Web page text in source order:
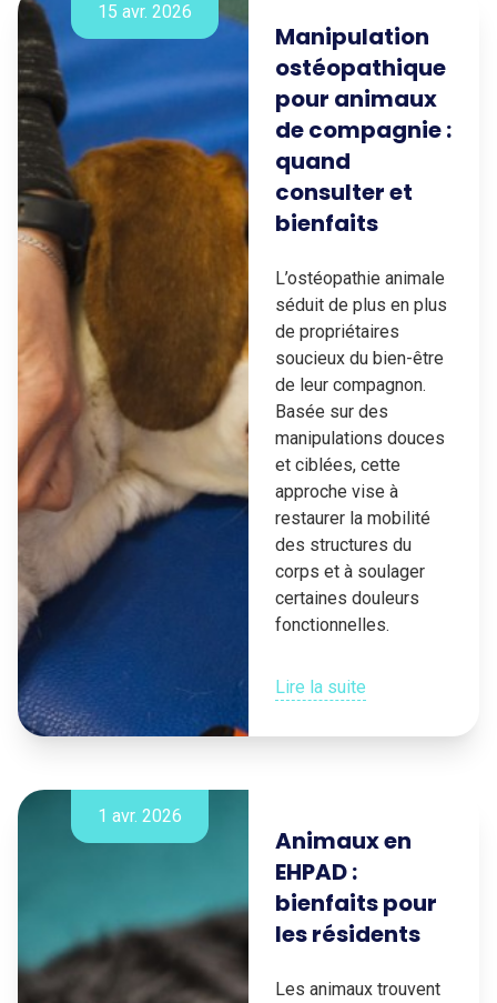
15 avr. 2026
Manipulation
ostéopathique
pour animaux
de compagnie :
quand
consulter et
bienfaits
L’ostéopathie animale
séduit de plus en plus
de propriétaires
soucieux du bien-être
de leur compagnon.
Basée sur des
manipulations douces
et ciblées, cette
approche vise à
restaurer la mobilité
des structures du
corps et à soulager
certaines douleurs
fonctionnelles.
Lire la suite
1 avr. 2026
Animaux en
EHPAD :
bienfaits pour
les résidents
Les animaux trouvent